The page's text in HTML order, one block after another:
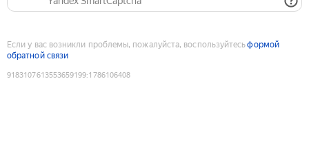
Если у вас возникли проблемы, пожалуйста, воспользуйтесьформой
обратной связи
9183107613553659199:1786106408